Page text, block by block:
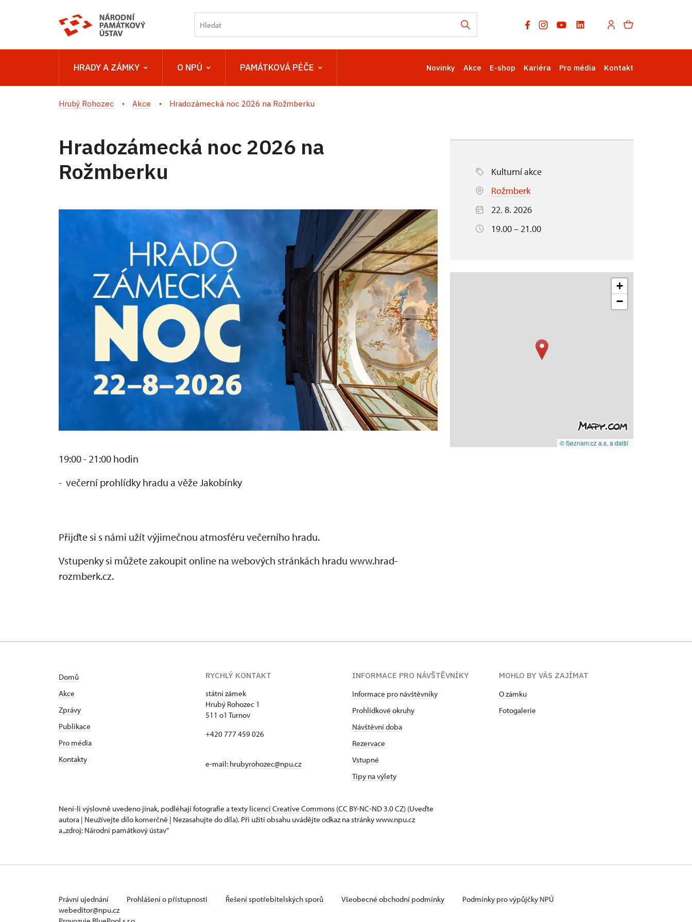
HRADY A ZÁMKY O NPÚ PAMÁTKOVÁ PÉČE Novinky Akce E-shop Kariéra Pro média Kontakt
Hrubý Rohozec Akce Hradozámecká noc 2026 na Rožmberku
Hradozámecká noc 2026 na
Rožmberku
19:00 - 21:00 hodin
- večerní prohlídky hradu a věže Jakobínky
Přijďte si s námi užít výjimečnou atmosféru večerního hradu.
Vstupenky si můžete zakoupit online na webových stránkách hradu www.hrad-
rozmberk.cz.
Kulturní akce
Rožmberk
22. 8. 2026
19.00 – 21.00
+
−
© Seznam.cz a.s. a další
Domů
Akce
Zprávy
Publikace
Pro média
Kontakty
RYCHLÝ KONTAKT
státní zámek
Hrubý Rohozec 1
511 o1 Turnov
+420 777 459 026
e-mail: hrubyrohozec@npu.cz
INFORMACE PRO NÁVŠTĚVNÍKY
Informace pro návštěvníky
Prohlídkové okruhy
Návštěvní doba
Rezervace
Vstupné
Tipy na výlety
MOHLO BY VÁS ZAJÍMAT
O zámku
Fotogalerie
Není-li výslovně uvedeno jinak, podléhají fotografie a texty licenci Creative Commons (CC BY-NC-ND 3.0 CZ) (Uveďte
autora | Neužívejte dílo komerčně | Nezasahujte do díla). Při užití obsahu uvádějte odkaz na stránky www.npu.cz
a „zdroj: Národní památkový ústav“
Právní ujednání Prohlášení o přístupnosti Řešení spotřebitelských sporů Všeobecné obchodní podmínky
Podmínky pro výpůjčky NPÚ
webeditor@npu.cz